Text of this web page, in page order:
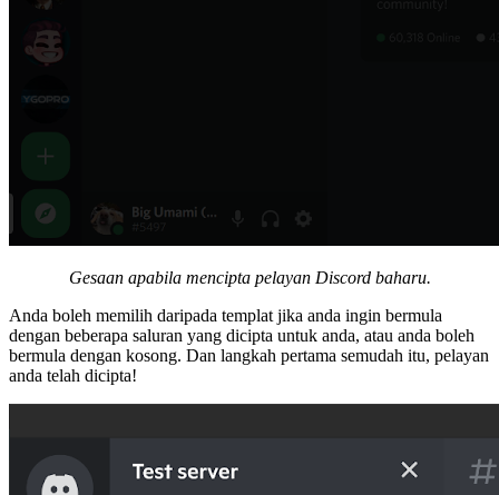
Gesaan apabila mencipta pelayan Discord baharu.
Anda boleh memilih daripada templat jika anda ingin bermula
dengan beberapa saluran yang dicipta untuk anda, atau anda boleh
bermula dengan kosong. Dan langkah pertama semudah itu, pelayan
anda telah dicipta!